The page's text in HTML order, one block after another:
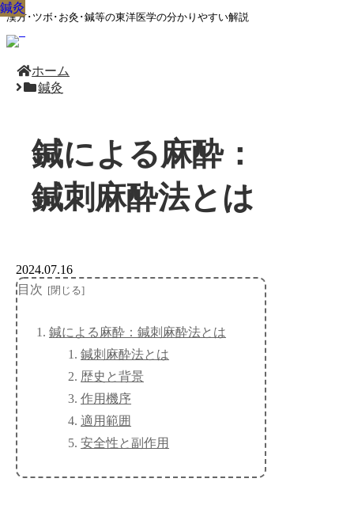
漢方･ツボ･お灸･鍼等の東洋医学の分かりやすい解説
ホーム
鍼灸
鍼による麻酔：
鍼刺麻酔法とは
鍼灸
2024.07.16
目次
鍼による麻酔：鍼刺麻酔法とは
鍼刺麻酔法とは
歴史と背景
作用機序
適用範囲
安全性と副作用
鍼灸
鍼灸
鍼灸
鍼灸
鍼灸
鍼灸
鍼灸
鍼灸